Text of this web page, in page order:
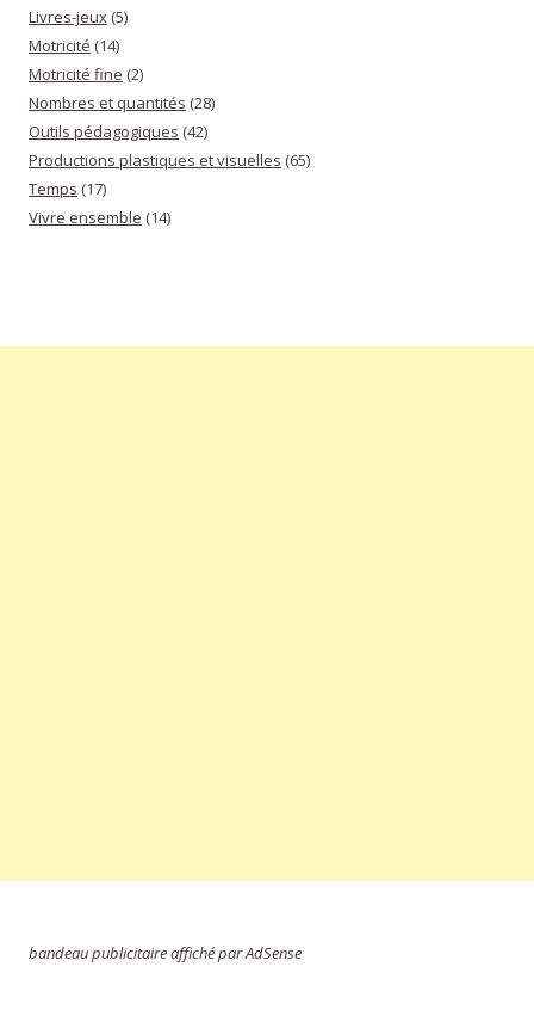
Livres-jeux (5)
Motricité (14)
Motricité fine (2)
Nombres et quantités (28)
Outils pédagogiques (42)
Productions plastiques et visuelles (65)
Temps (17)
Vivre ensemble (14)
bandeau publicitaire affiché par AdSense